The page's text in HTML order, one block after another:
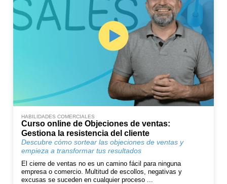
HABILIDADES COMERCIALES
Curso online de Objeciones de ventas:
Gestiona la resistencia del cliente
Descubre cómo sortear las objeciones de ventas y
empieza a transformar tus resultados
El cierre de ventas no es un camino fácil para ninguna
empresa o comercio. Multitud de escollos, negativas y
excusas se suceden en cualquier proceso ...